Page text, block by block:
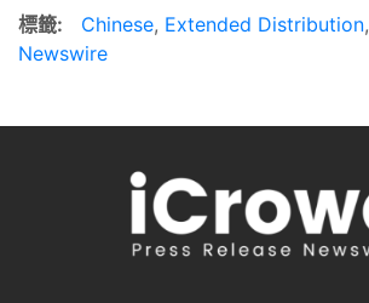
標籤:
Chinese, Extended Distribution,
Newswire